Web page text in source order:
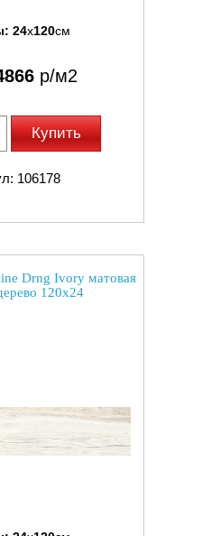
24x120см
р/м2
Купить
106178
Drng Ivory матовая
120x24